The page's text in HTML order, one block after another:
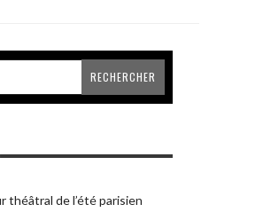
théâtral de l’été parisien